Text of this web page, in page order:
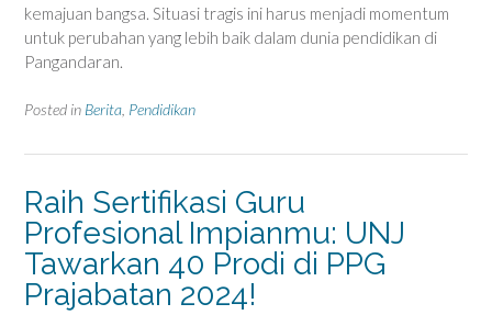
kemajuan bangsa. Situasi tragis ini harus menjadi momentum
untuk perubahan yang lebih baik dalam dunia pendidikan di
Pangandaran.
Posted in Berita Pendidikan
Raih Sertifikasi Guru
Profesional Impianmu: UNJ
Tawarkan 40 Prodi di PPG
Prajabatan 2024!